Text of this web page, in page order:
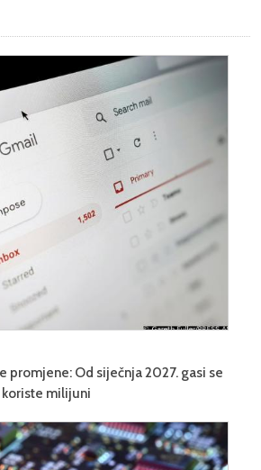
promjene: Od siječnja 2027. gasi se
milijuni